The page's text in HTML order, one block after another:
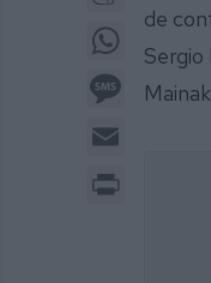
WhatsApp
Message
de